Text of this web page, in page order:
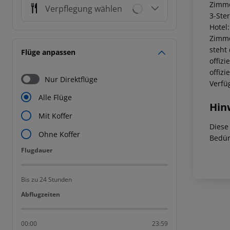
Verpflegung wählen
Flüge anpassen
Nur Direktflüge
Alle Flüge
Mit Koffer
Ohne Koffer
Flugdauer
Flugdauer
Bis zu 24 Stunden
Abflugzeiten
Abflugzeiten
00:00 23:59
3-
steht